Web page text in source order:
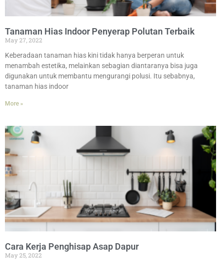
Tanaman Hias Indoor Penyerap Polutan Terbaik
May 27, 2022
Keberadaan tanaman hias kini tidak hanya berperan untuk
menambah estetika, melainkan sebagian diantaranya bisa juga
digunakan untuk membantu mengurangi polusi. Itu sebabnya,
tanaman hias indoor
More »
Cara Kerja Penghisap Asap Dapur
May 25, 2022